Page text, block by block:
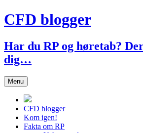
Hop
til
CFD blogger
Har du RP og høretab?
dig…
Menu
CFD blogger
Kom igen!
Fakta om RP